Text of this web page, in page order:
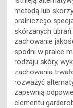
metodą lub
pralniczego
skórzanych
zachowanie
spodni w pralce
rodzaju skóry,
zachowania
rozważyć
zapewnią
elementu